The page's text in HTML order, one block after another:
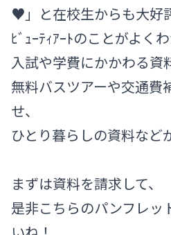
♥」と在校生からも大好
ﾋﾞｭｰﾃｨｱｰﾄのことがよく
入試や学費にかかわる資
無料バスツアーや交通費
せ、
ひとり暮らしの資料など
まずは資料を請求して、
是非こちらのパンフレッ